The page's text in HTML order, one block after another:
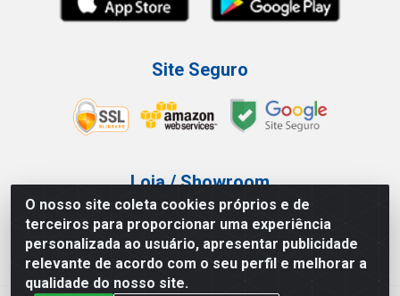
O nosso site coleta cookies próprios e de
terceiros para proporcionar uma experiência
personalizada ao usuário, apresentar publicidade
relevante de acordo com o seu perfil e melhorar a
qualidade do nosso site.
Site Seguro
Loja / Showroom
Tel.: (11) 3227-0546
Av Vautier, 587/597 - Pari - São Paulo/SP